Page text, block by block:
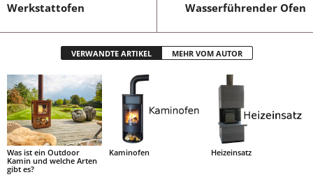
Werkstattofen Wasserführender Ofen
VERWANDTE ARTIKEL MEHR VOM AUTOR
Was ist ein Outdoor
Kamin und welche Arten
gibt es?
Kaminofen Heizeinsatz